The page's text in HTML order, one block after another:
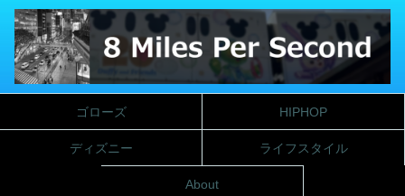
ゴローズ HIPHOP
ディズニー ライフスタイル
About